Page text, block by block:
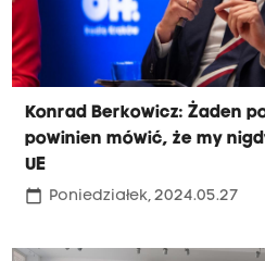
Konrad Berkowicz: Żaden
powinien mówić, że my
UE
calendar_today Poniedziałek, 2024.05.27